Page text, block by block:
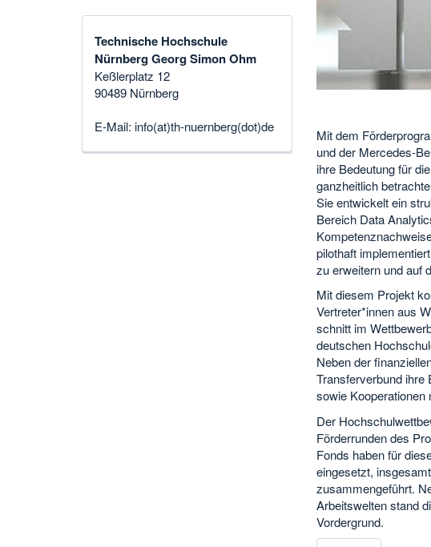
Mit dem
und der Mercedes-
ihre Bedeutung für
ganzheitlich
Sie entwickelt ein
Bereich Data
pilothaft
zu erweitern und auf
Mit diesem Projekt
Vertreter*innen aus
schnitt im
deutschen
Neben der
Transferverbund ihre
sowie Kooperationen
Der
Förderrunden des
Fonds haben für
eingesetzt,
zusammengeführt.
Arbeitswelten stand
Vordergrund.
Technische Hochschule
Nürnberg Georg Simon Ohm
Keßlerplatz 12
90489 Nürnberg
E-Mail: info(at)th-nuernberg(dot)de